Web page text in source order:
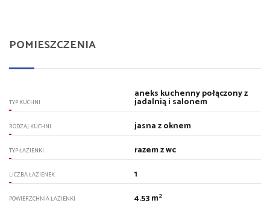
POMIESZCZENIA
TYP KUCHNI
aneks kuchenny połączony z
jadalnią i salonem
RODZAJ KUCHNI jasna z oknem
TYP ŁAZIENKI razem z wc
LICZBA ŁAZIENEK 1
POWIERZCHNIA ŁAZIENKI 4.53 m2